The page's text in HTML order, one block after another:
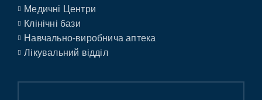
Медичні Центри
Клінічні бази
Навчально-виробнича аптека
Лікувальний відділ